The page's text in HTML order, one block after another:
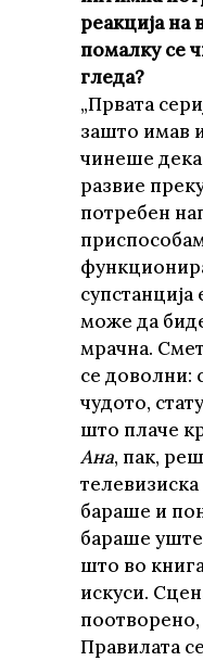
реакција на
помалку се
гледа?
„Првата
зашто имав
чинеше
развие
потребен
супстанција
може да
мрачна.
се доволни:
чудото,
што плаче
Ана, пак,
бараше и
бараше уште
што во
искуси.
Правилата